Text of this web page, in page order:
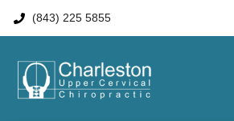
(843) 225 5855